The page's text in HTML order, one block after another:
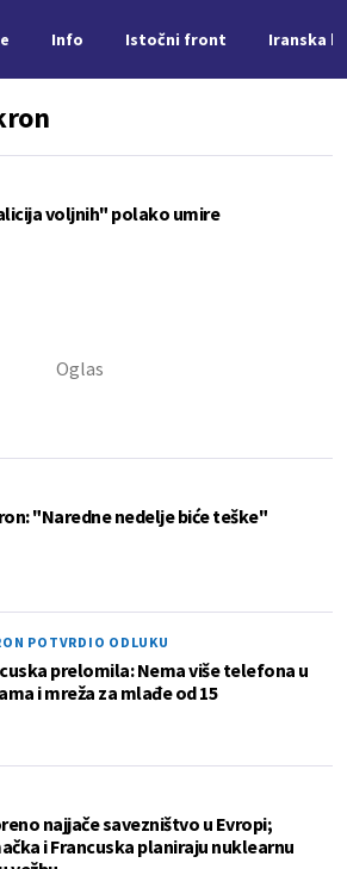
Info Istočni front Iranska
voljnih" polako umire
"Naredne nedelje biće teške"
POTVRDIO ODLUKU
prelomila: Nema više telefona u
i mreža za mlađe od 15
najjače savezništvo u Evropi;
i Francuska planiraju nuklearnu